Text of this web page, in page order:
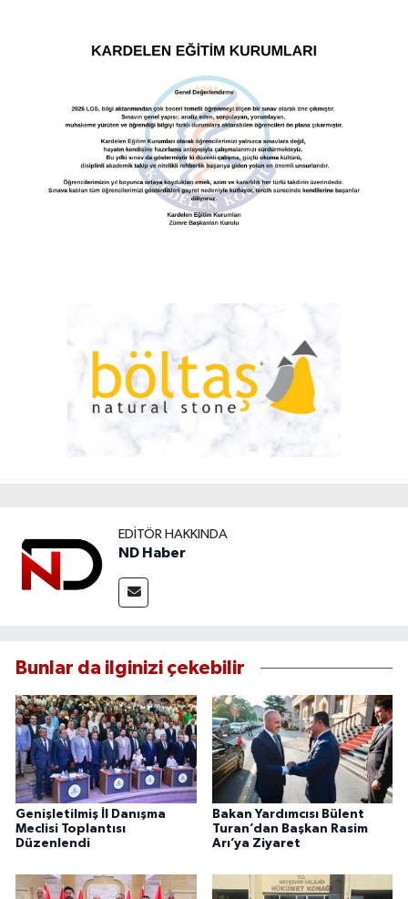
EDITÖR HAKKINDA
ND Haber
Bunlar da ilginizi çekebilir
Genişletilmiş İl Danışma
Meclisi Toplantısı
Düzenlendi
Bakan Yardımcısı Bülent
Turan’dan Başkan Rasim
Arı’ya Ziyaret